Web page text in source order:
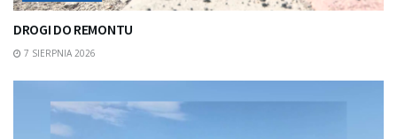
DROGI DO REMONTU
7 SIERPNIA 2026